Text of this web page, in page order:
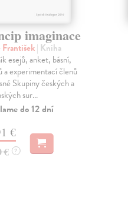
imaginace
| Kniha
esejů, anket, básní,
a experimentací členů
Skupiny českých a
sur...
do 12 dní
€
€ ?